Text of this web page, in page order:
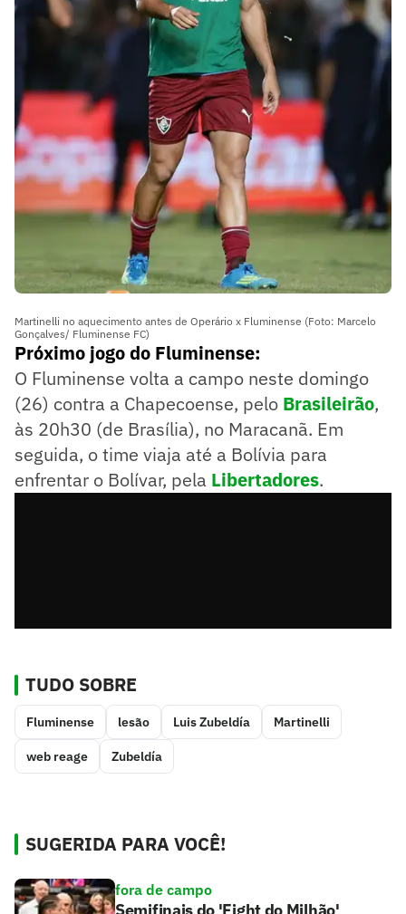
Martinelli no aquecimento antes de Operário x Fluminense (Foto: Marcelo
Gonçalves/ Fluminense FC)
Próximo jogo do Fluminense:
O Fluminense volta a campo neste domingo
(26) contra a Chapecoense, pelo Brasileirão,
às 20h30 (de Brasília), no Maracanã. Em
seguida, o time viaja até a Bolívia para
enfrentar o Bolívar, pela Libertadores.
TUDO SOBRE
Fluminense lesão Luis Zubeldía Martinelli
web reage Zubeldía
SUGERIDA PARA VOCÊ!
fora de campo